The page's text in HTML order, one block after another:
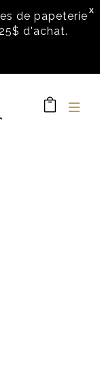
X
de papeterie
d'achat.